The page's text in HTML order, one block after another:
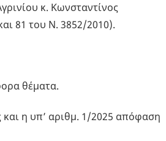
κ. Κωνσταντίνος
81 του Ν. 3852/2010).
θέματα.
η υπ’ αριθμ. 1/2025 απόφαση